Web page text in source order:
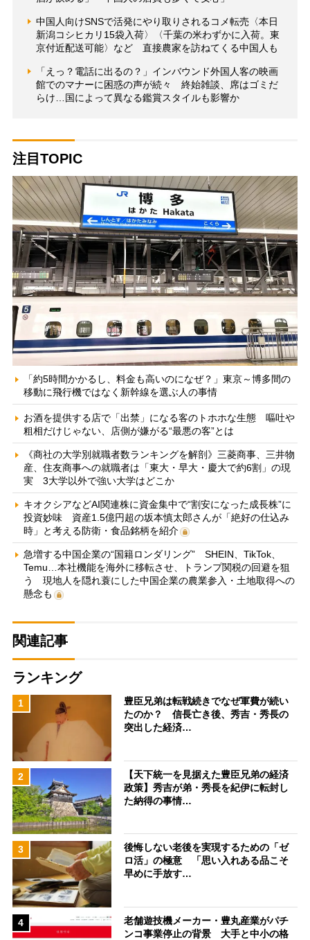
中国人向けSNSで活発にやり取りされるコメ転売〈本日
新潟コシヒカリ15袋入荷〉〈千葉の米わずかに入荷。東
京付近配送可能〉など 直接農家を訪ねてくる中国人も
「えっ？電話に出るの？」インバウンド外国人客の映画
館でのマナーに困惑の声が続々 終始雑談、席はゴミだ
らけ…国によって異なる鑑賞スタイルも影響か
注目TOPIC
「約5時間かかるし、料金も高いのになぜ？」東京～博多間の
移動に飛行機ではなく新幹線を選ぶ人の事情
お酒を提供する店で「出禁」になる客のトホホな生態 嘔吐や
粗相だけじゃない、店側が嫌がる“最悪の客”とは
《商社の大学別就職者数ランキングを解剖》三菱商事、三井物
産、住友商事への就職者は「東大・早大・慶大で約6割」の現
実 3大学以外で強い大学はどこか
キオクシアなどAI関連株に資金集中で“割安になった成長株”に
投資妙味 資産1.5億円超の坂本慎太郎さんが「絶好の仕込み
時」と考える防衛・食品銘柄を紹介
急増する中国企業の“国籍ロンダリング” SHEIN、TikTok、
Temu…本社機能を海外に移転させ、トランプ関税の回避を狙
う 現地人を隠れ蓑にした中国企業の農業参入・土地取得への
懸念も
関連記事
ランキング
1
豊臣兄弟は転戦続きでなぜ軍費が続い
たのか？ 信長亡き後、秀吉・秀長の
突出した経済…
2
【天下統一を見据えた豊臣兄弟の経済
政策】秀吉が弟・秀長を紀伊に転封し
た納得の事情…
3
後悔しない老後を実現するための「ゼ
ロ活」の極意 「思い入れある品こそ
早めに手放す…
4
老舗遊技機メーカー・豊丸産業がパチ
ンコ事業停止の背景 大手と中小の格